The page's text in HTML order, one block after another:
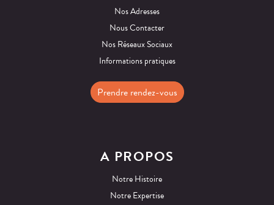
Nos Adresses
Nous Contacter
Nos Réseaux Sociaux
Informations pratiques
Prendre rendez-vous
A PROPOS
Notre Histoire
Notre Expertise